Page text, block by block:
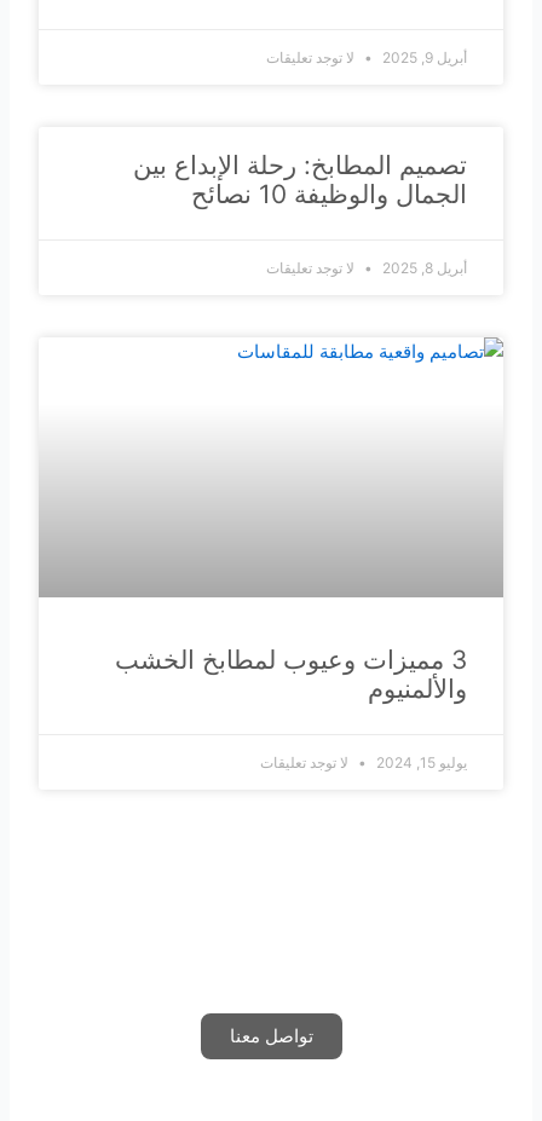
أبريل 9, 2025 لا توجد تعليقات
تصميم المطابخ: رحلة الإبداع بين
الجمال والوظيفة​ 10 نصائح
أبريل 8, 2025 لا توجد تعليقات
3 مميزات وعيوب لمطابخ الخشب
والألمنيوم
يوليو 15, 2024 لا توجد تعليقات
تواصل معنا